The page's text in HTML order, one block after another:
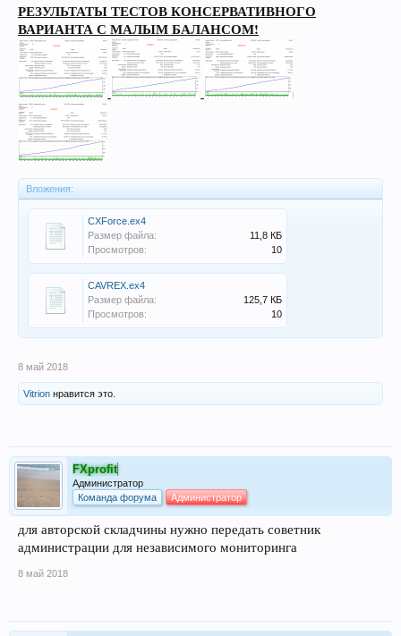
РЕЗУЛЬТАТЫ ТЕСТОВ КОНСЕРВАТИВНОГО
ВАРИАНТА С МАЛЫМ БАЛАНСОМ!
Вложения:
CXForce.ex4
Размер файла:
11,8 КБ
Просмотров:
10
CAVREX.ex4
Размер файла:
125,7 КБ
Просмотров:
10
8 май 2018
Vitrion нравится это.
FXprofit
Администратор
Команда форума
Администратор
для авторской складчины нужно передать советник
администрации для независимого мониторинга
8 май 2018